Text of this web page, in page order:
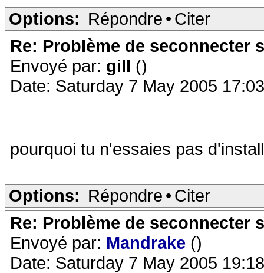
Options: Répondre • Citer
Re: Problème de seconnecter
Envoyé par: gill ()
Date: Saturday 7 May 2005
pourquoi tu n'essaies pas
Options: Répondre • Citer
Re: Problème de seconnecter
Envoyé par: Mandrake ()
Date: Saturday 7 May 2005